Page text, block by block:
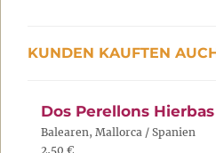
KUNDEN KAUFTEN
Dos Perellons
Balearen, Mallorca / Spanien
2,50 €